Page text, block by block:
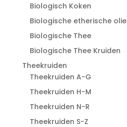
Biologisch Koken
Biologische etherische olie
Biologische Thee
Biologische Thee Kruiden
Theekruiden
Theekruiden A-G
Theekruiden H-M
Theekruiden N-R
Theekruiden S-Z